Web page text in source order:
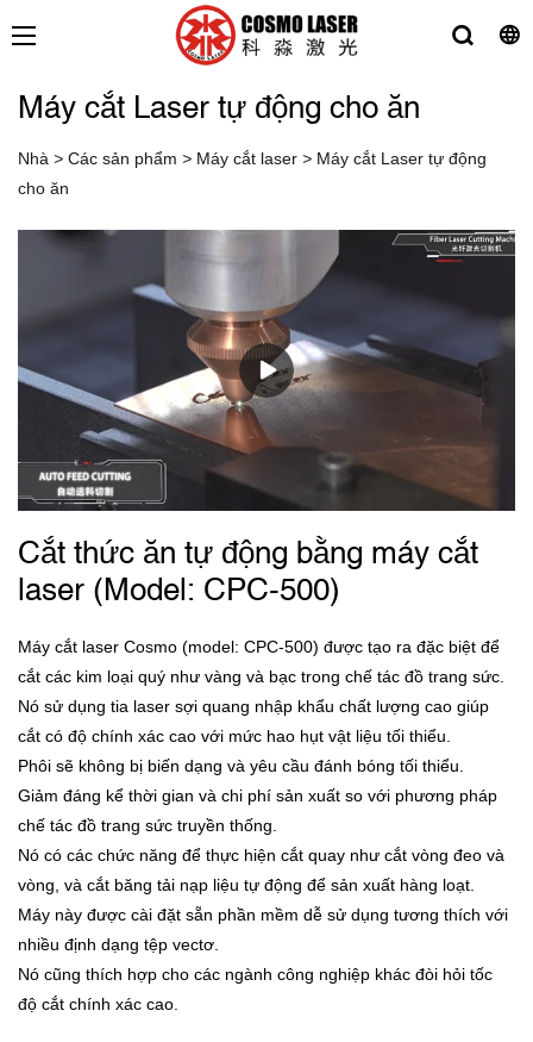
Máy cắt Laser tự động cho ăn
Nhà > Các sản phẩm > Máy cắt laser > Máy cắt Laser tự động
cho ăn
Cắt thức ăn tự động bằng máy cắt
laser (Model: CPC-500)
Máy cắt laser Cosmo (model: CPC-500) được tạo ra đặc biệt để
cắt các kim loại quý như vàng và bạc trong chế tác đồ trang sức.
Nó sử dụng tia laser sợi quang nhập khẩu chất lượng cao giúp
cắt có độ chính xác cao với mức hao hụt vật liệu tối thiểu.
Phôi sẽ không bị biến dạng và yêu cầu đánh bóng tối thiểu.
Giảm đáng kể thời gian và chi phí sản xuất so với phương pháp
chế tác đồ trang sức truyền thống.
Nó có các chức năng để thực hiện cắt quay như cắt vòng đeo và
vòng, và cắt băng tải nạp liệu tự động để sản xuất hàng loạt.
Máy này được cài đặt sẵn phần mềm dễ sử dụng tương thích với
nhiều định dạng tệp vectơ.
Nó cũng thích hợp cho các ngành công nghiệp khác đòi hỏi tốc
độ cắt chính xác cao.